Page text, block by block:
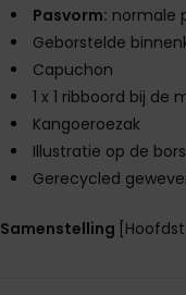
Pasvorm: normale
Geborstelde
Capuchon
1 x 1 ribboord bij de
Kangoeroezak
Illustratie op de
Gerecycled
Samenstelling